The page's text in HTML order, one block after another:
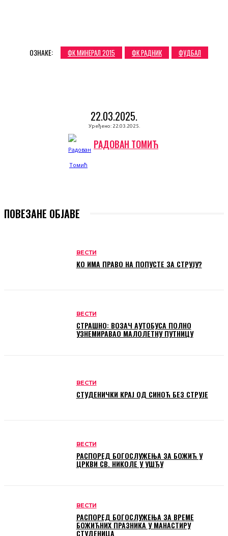
ОЗНАКЕ: ФК МИНЕРАЛ 2015 ФК РАДНИК ФУДБАЛ
22.03.2025.
Уређено: 22.03.2025.
РАДОВАН ТОМИЋ
ПОВЕЗАНЕ ОБЈАВЕ
ВЕСТИ
КО ИМА ПРАВО НА ПОПУСТЕ ЗА СТРУЈУ?
ВЕСТИ
СТРАШНО: ВОЗАЧ АУТОБУСА ПОЛНО
УЗНЕМИРАВАО МАЛОЛЕТНУ ПУТНИЦУ
ВЕСТИ
СТУДЕНИЧКИ КРАЈ ОД СИНОЋ БЕЗ СТРУЈЕ
ВЕСТИ
РАСПОРЕД БОГОСЛУЖЕЊА ЗА БОЖИЋ У
ЦРКВИ СВ. НИКОЛЕ У УШЋУ
ВЕСТИ
РАСПОРЕД БОГОСЛУЖЕЊА ЗА ВРЕМЕ
БОЖИЋНИХ ПРАЗНИКА У МАНАСТИРУ
СТУДЕНИЦА